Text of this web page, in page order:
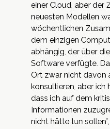
einer Cloud, aber der
neuesten Modellen
wöchentlichen
dem einzigen
abhängig, der über
Software verfügte.
Ort zwar nicht davon
konsultieren, aber ich
dass ich auf dem
Informationen
nicht hätte tun